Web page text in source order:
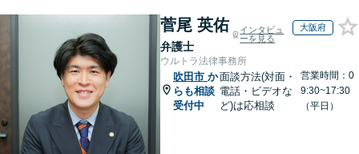
菅尾 英佑
弁護士
インタビュ
ーを見る
大阪府
ウルトラ法律事務所
吹田市 か
らも相談
受付中
面談方法(対面・
電話・ビデオな
ど)は応相談
営業時間：0
9:30~17:30
（平日）